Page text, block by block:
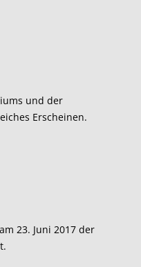
und der
Erscheinen.
23. Juni 2017 der